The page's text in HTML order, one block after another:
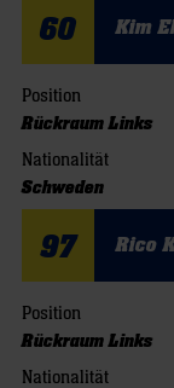
60 Kim
Position
Rückraum Links
Nationalität
Schweden
97 Rico
Position
Rückraum Links
Nationalität